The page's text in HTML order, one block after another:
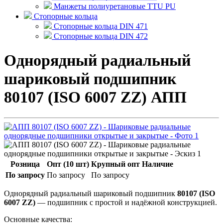
Манжеты полиуретановые TTU PU
Стопорные кольца
Стопорные кольца DIN 471
Стопорные кольца DIN 472
Однорядный радиальный
шариковый подшипник
80107 (ISO 6007 ZZ) АПП
Розница Опт (10 шт) Крупный опт Наличие
По запросу По запросу По запросу
Однорядный радиальный шариковый подшипник 80107 (ISO
6007 ZZ) — подшипник с простой и надёжной конструкцией.
Основные качества: